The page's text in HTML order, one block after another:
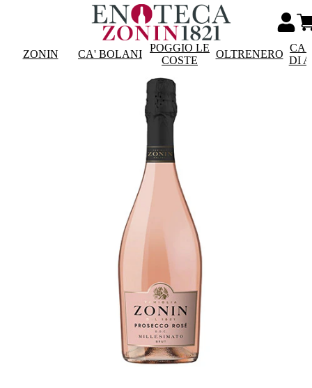
ZONIN CA' BOLANI
POGGIO LE
COSTE
OLTRENERO
DI